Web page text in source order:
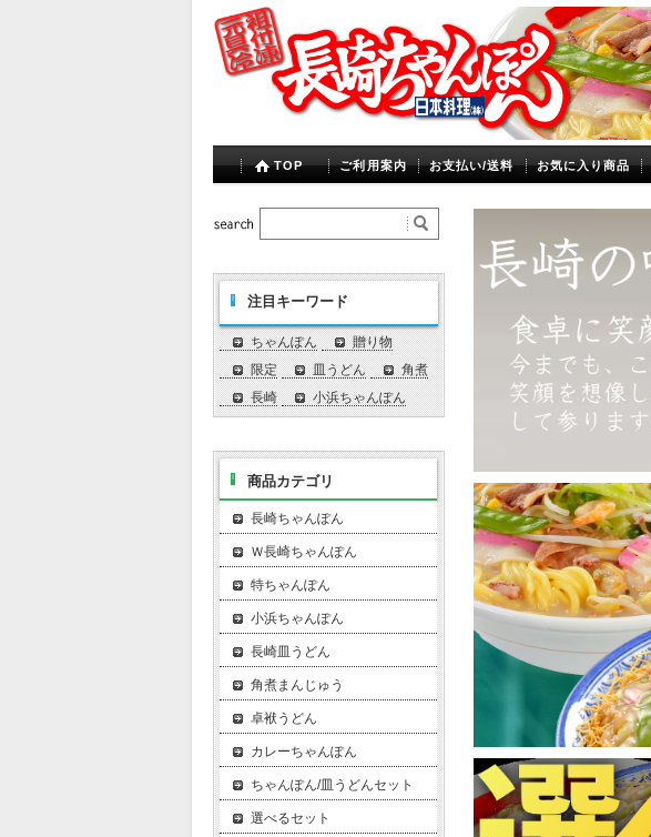
TOP ご利用案内 お支払い/送料 お気に入り商品
注目キーワード
ちゃんぽん
贈り物
限定
皿うどん
角煮
長崎
小浜ちゃんぽん
商品カテゴリ
長崎ちゃんぽん
Ｗ長崎ちゃんぽん
特ちゃんぽん
小浜ちゃんぽん
長崎皿うどん
角煮まんじゅう
卓袱うどん
カレーちゃんぽん
ちゃんぽん/皿うどんセット
選べるセット